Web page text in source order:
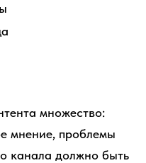
множество:
мнение, проблемы
канала должно быть